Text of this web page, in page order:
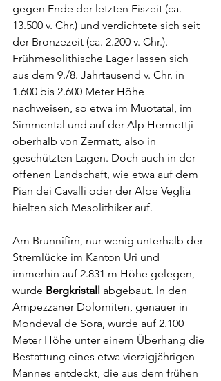
gegen Ende der letzten Eiszeit (ca.
13.500 v. Chr.) und verdichtete sich seit
der Bronzezeit (ca. 2.200 v. Chr.).
Frühmesolithische Lager lassen sich
aus dem 9./8. Jahrtausend v. Chr. in
1.600 bis 2.600 Meter Höhe
nachweisen, so etwa im Muotatal, im
Simmental und auf der Alp Hermettji
oberhalb von Zermatt, also in
geschützten Lagen. Doch auch in der
offenen Landschaft, wie etwa auf dem
Pian dei Cavalli oder der Alpe Veglia
hielten sich Mesolithiker auf.
Am Brunnifirn, nur wenig unterhalb der
Stremlücke im Kanton Uri und
immerhin auf 2.831 m Höhe gelegen,
wurde Bergkristall
abgebaut. In den
Ampezzaner Dolomiten, genauer in
Mondeval de Sora, wurde auf 2.100
Meter Höhe unter einem Überhang die
Bestattung eines etwa vierzigjährigen
Mannes entdeckt, die aus dem frühen